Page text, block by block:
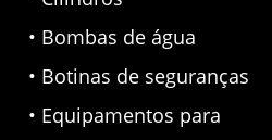
• Bombas de água
• Botinas de seguranças
• Equipamentos para